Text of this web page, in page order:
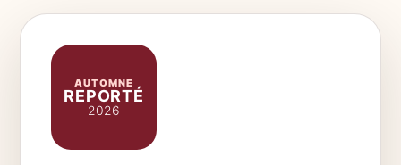
AUTOMNE
REPORTÉ
2026